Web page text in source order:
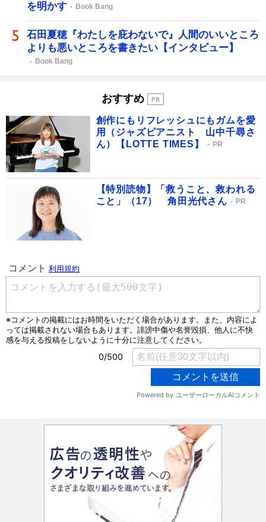
を明かす
Book Bang
石田夏穂『わたしを庇わないで』人間のいいところ
よりも悪いところを書きたい【インタビュー】
Book Bang
おすすめ
創作にもリフレッシュにもガムを愛
用（ジャズピアニスト 山中千尋さ
ん）【LOTTE TIMES】
PR
【特別読物】「救うこと、救われる
こと」（17） 角田光代さん
PR